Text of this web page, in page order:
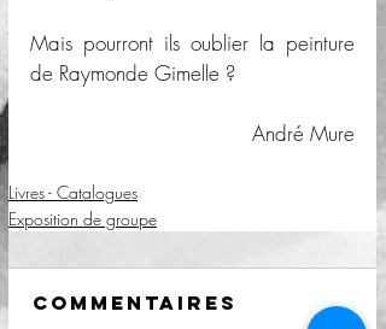
Mais pourront ils oublier la peinture
de Raymonde Gimelle ?
André Mure
Livres - Catalogues
Exposition de groupe
Commentaires